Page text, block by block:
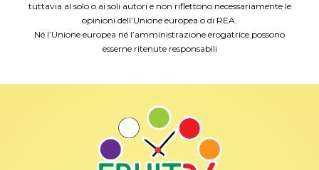
tuttavia al solo o ai soli autori e non riflettono necessariamente le
opinioni dell’Unione europea o di REA.
Né l’Unione europea né l’amministrazione erogatrice possono
esserne ritenute responsabili